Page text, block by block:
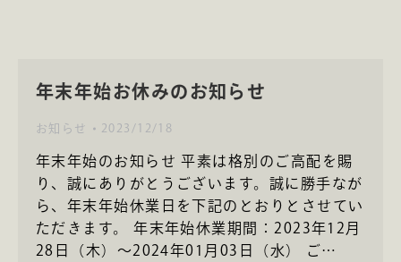
年末年始お休みのお知らせ
お知らせ 2023/12/18
年末年始のお知らせ 平素は格別のご高配を賜
り、誠にありがとうございます。誠に勝手なが
ら、年末年始休業日を下記のとおりとさせてい
ただきます。 年末年始休業期間：2023年12月
28日（木）～2024年01月03日（水） ご…